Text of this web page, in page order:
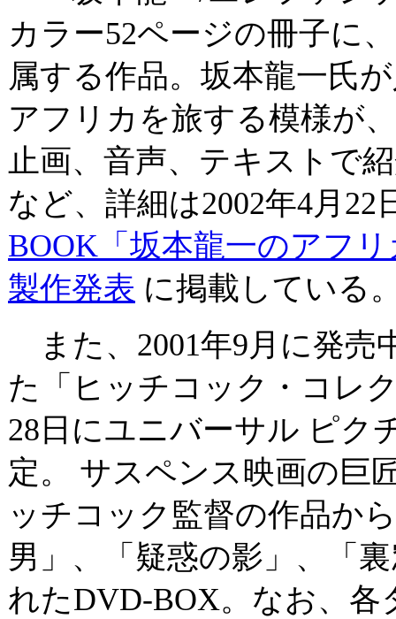
カラー52ページの冊子に
属する作品。坂本龍一氏
アフリカを旅する模様が
止画、音声、テキストで
など、詳細は2002年4月22
BOOK「坂本龍一のアフ
製作発表 に掲載している
また、2001年9月に発売
た「ヒッチコック・コレ
28日にユニバーサル ピク
定。 サスペンス映画の巨
ッチコック監督の作品か
男」、「疑惑の影」、「
れたDVD-BOX。なお、各